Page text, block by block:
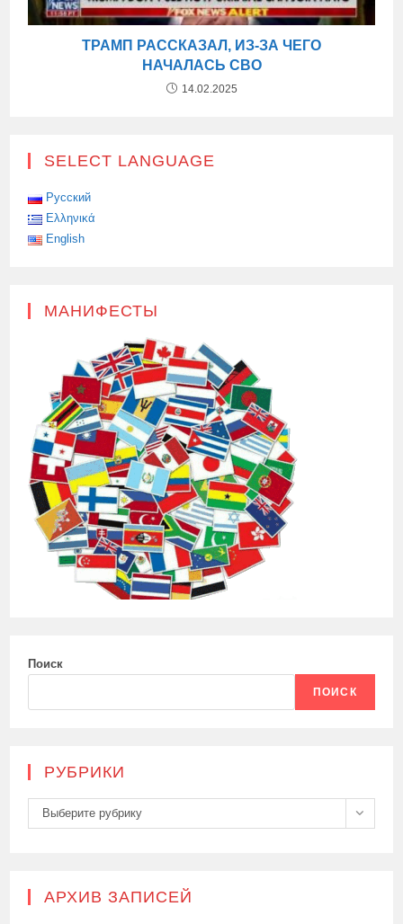
ТРАМП РАССКАЗАЛ, ИЗ-ЗА ЧЕГО
НАЧАЛАСЬ СВО
14.02.2025
SELECT LANGUAGE
Русский
Ελληνικά
English
МАНИФЕСТЫ
Поиск
ПОИСК
РУБРИКИ
Рубрики
Выберите рубрику
АРХИВ ЗАПИСЕЙ